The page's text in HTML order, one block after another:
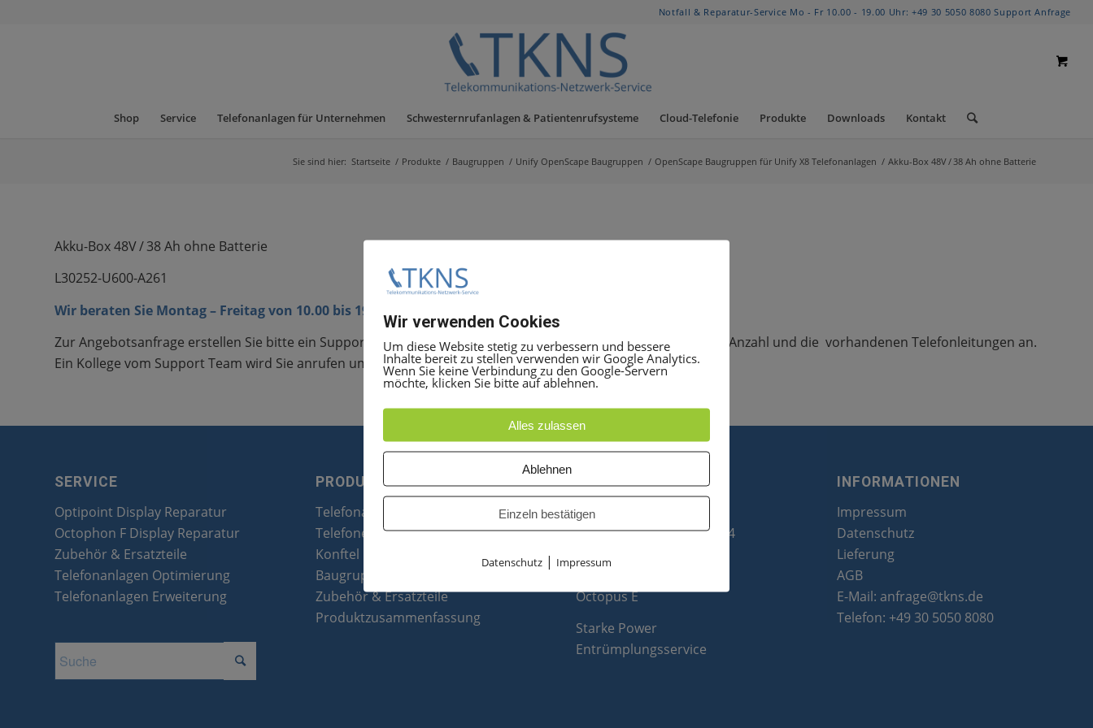
Notfall & Reparatur-Service Mo - Fr 10.00 - 19.00 Uhr: +49 30 5050 8080 Support Anfrage
Shop Service Telefonanlagen für Unternehmen Schwesternrufanlagen & Patientenrufsysteme Cloud-Telefonie Produkte Downloads Kontakt
Sie sind hier: Startseite / Produkte / Baugruppen / Unify OpenScape Baugruppen / OpenScape Baugruppen für Unify X8 Telefonanlagen / Akku-Box 48V / 38 Ah ohne Batterie
Akku-Box 48V / 38 Ah ohne Batterie
L30252-U600-A261
Wir beraten Sie Montag – Freitag von 10.00 bis 19:00 Uhr Uhr unter +49.30.5050 8080
Zur Angebotsanfrage erstellen Sie bitte ein Support TicketAngebot anfordern, geben Sie dort die Mittarbeiter Anzahl und die vorhandenen Telefonleitungen an.
Ein Kollege vom Support Team wird Sie anrufen um alles weitere zu besprechen.
SERVICE
Optipoint Display Reparatur
Octophon F Display Reparatur
Zubehör & Ersatzteile
Telefonanlagen Optimierung
Telefonanlagen Erweiterung
PRODUKTE
Telefonanlagen
Telefone
Konftel Konferenztelefone
Baugruppen
Zubehör & Ersatzteile
Produktzusammenfassung
PARTNER
optiPoint 500
Telefonanlagen Service 24
Octopus E
Starke Power
Entrümplungsservice
INFORMATIONEN
Impressum
Datenschutz
Lieferung
AGB
E-Mail: anfrage@tkns.de
Telefon: +49 30 5050 8080
Wir verwenden Cookies
Um diese Website stetig zu verbessern und bessere
Inhalte bereit zu stellen verwenden wir Google Analytics.
Wenn Sie keine Verbindung zu den Google-Servern
möchte, klicken Sie bitte auf ablehnen.
Alles zulassen
Ablehnen
Einzeln bestätigen
Datenschutz | Impressum